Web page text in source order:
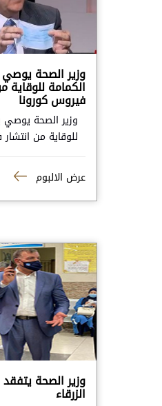
وزير الصحة يوصي
الكمامة للوقاية
فيروس كورونا
وزير الصحة يوصي
للوقاية من
عرض الالبوم
وزير الصحة
الزرقاء